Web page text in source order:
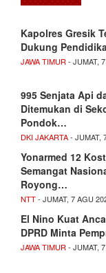
Kapolres Gresik
Dukung
JAWA TIMUR- JUMAT,
995 Senjata Api
Ditemukan di
Pondok…
DKI JAKARTA- JUMAT,
Yonarmed 12
Semangat
Royong…
NTT- JUMAT, 7 AGU
El Nino Kuat
DPRD Minta
JAWA TIMUR- JUMAT,